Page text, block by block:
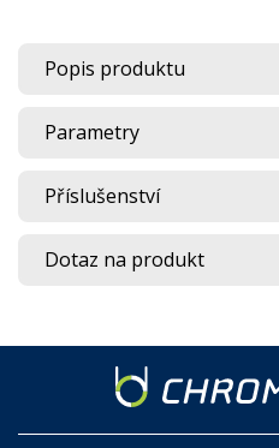
Popis produktu
Parametry
Příslušenství
Dotaz na produkt